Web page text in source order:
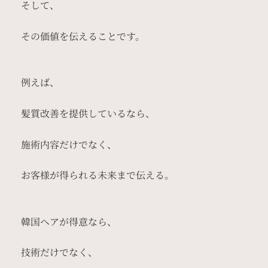
そして、
その価値を伝えることです。
例えば、
髪質改善を提供しているなら、
施術内容だけでなく、
お客様が得られる未来まで伝える。
韓国ヘアが得意なら、
技術だけでなく、